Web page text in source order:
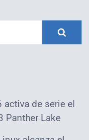
activa de serie el
Panther Lake